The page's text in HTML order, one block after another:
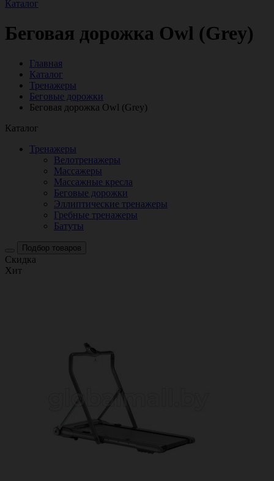
Каталог
Беговая дорожка Owl (Grey)
Главная
Каталог
Тренажеры
Беговые дорожки
Беговая дорожка Owl (Grey)
Каталог
Тренажеры
Велотренажеры
Массажеры
Массажные кресла
Беговые дорожки
Эллиптические тренажеры
Гребные тренажеры
Батуты
Подбор товаров
Скидка
Хит